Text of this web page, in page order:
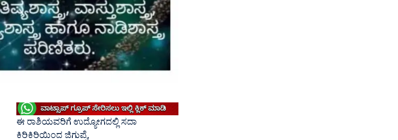
ಈ ರಾಶಿಯವರಿಗೆ ಉದ್ಯೋಗದಲ್ಲಿ ಸದಾ